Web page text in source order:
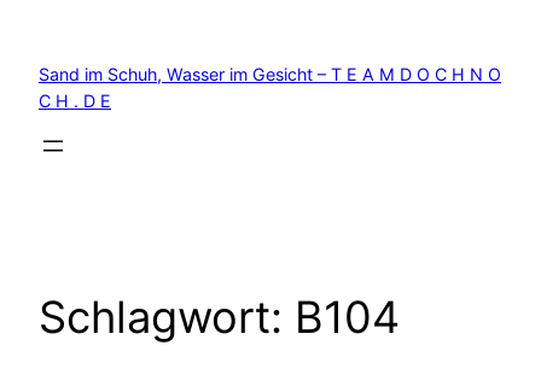
springen
Sand im Schuh, Wasser im Gesicht – T E A M D O C H N O
C H . D E
Schlagwort: B104